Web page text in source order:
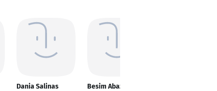
Dania Salinas Besim Abazi